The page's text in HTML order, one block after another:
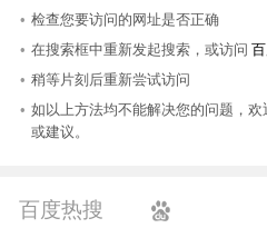
检查您要访问的网址是否正确
在搜索框中重新发起搜索，或访问
稍等片刻后重新尝试访问
如以上方法均不能解决您的问题，欢
或建议。
百度热搜